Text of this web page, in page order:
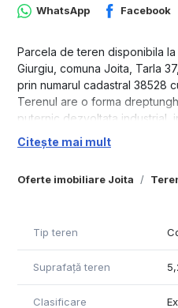
Oferte imobiliare Joita
WhatsApp Facebook
Parcela de teren disponibila
Giurgiu, comuna Joita, Tarla
prin numarul cadastral 38528
Terenul are o forma
puternic dezvoltata industrial,
cum sunt: Centrul Logistic
Infrastructura in zona este
fata de DC 147( drum
sunt:
- 10.200 mp cu lungime de
- 10.100 mp cu lungime de
Citește mai mult
Tip teren
Suprafață teren
Clasificare